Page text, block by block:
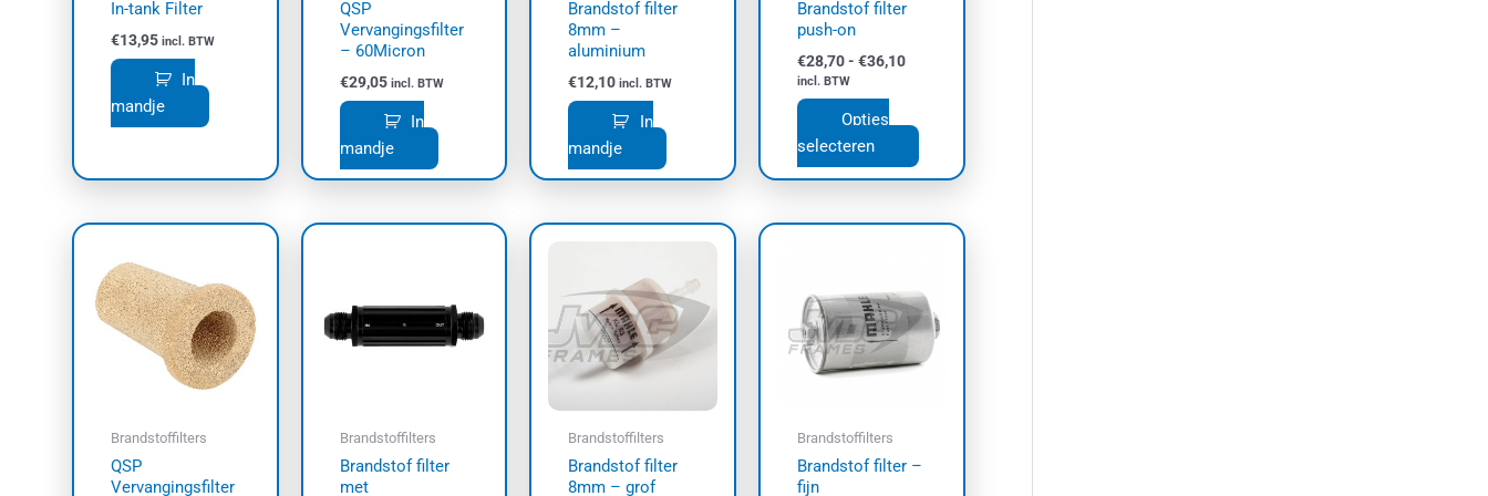
In-tank Filter
€13,95 incl. BTW
In
mandje
QSP
Vervangingsfilter
– 60Micron
€29,05 incl. BTW
In
mandje
Brandstof filter
8mm –
aluminium
€12,10 incl. BTW
In
mandje
Brandstof filter
push-on
€28,70- €36,10
incl. BTW
Opties
selecteren
Brandstoffilters
QSP
Vervangingsfilter
Brandstoffilters
Brandstof filter
met
Prijsklasse:
meerdere
variaties.
Brandstoffilters
Brandstof filter
8mm – grof
Brandstoffilters
Brandstof filter –
fijn